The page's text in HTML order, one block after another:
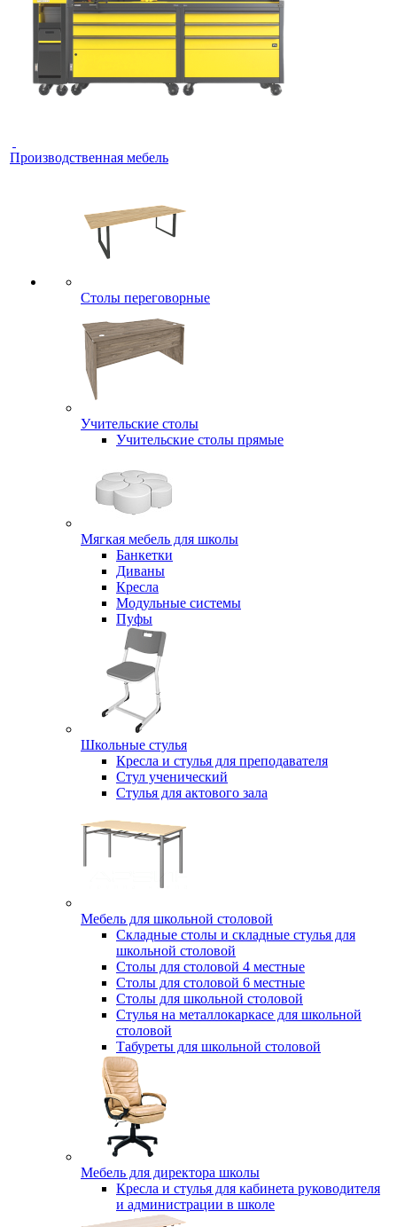
Производственная мебель
Столы переговорные
Учительские столы
Учительские столы прямые
Мягкая мебель для школы
Банкетки
Диваны
Кресла
Модульные системы
Пуфы
Школьные стулья
Кресла и стулья для преподавателя
Стул ученический
Стулья для актового зала
Мебель для школьной столовой
Складные столы и складные стулья для
школьной столовой
Столы для столовой 4 местные
Столы для столовой 6 местные
Столы для школьной столовой
Стулья на металлокаркасе для школьной
столовой
Табуреты для школьной столовой
Мебель для директора школы
Кресла и стулья для кабинета руководителя
и администрации в школе